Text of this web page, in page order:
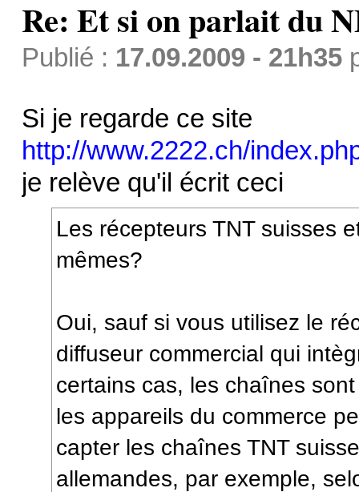
Re: Et si on parlait du
Publié : 17.09.2009 - 21h35
Si je regarde ce site
http://www.2222.ch/
je relève qu'il écrit ceci
Les récepteurs TNT suisses
mêmes?
Oui, sauf si vous utilisez le
diffuseur commercial qui
certains cas, les chaînes
les appareils du commerce
capter les chaînes TNT
allemandes, par exemple,